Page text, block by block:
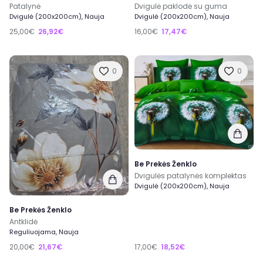
Patalynė
Dvigulė (200x200cm), Nauja
25,00€ 26,92€
Dvigulė paklodė su guma
Dvigulė (200x200cm), Nauja
16,00€ 17,47€
0
Be Prekės Ženklo
Antklidė
Reguliuojama, Nauja
20,00€ 21,67€
0
Be Prekės Ženklo
Dvigulės patalynės komplektas
Dvigulė (200x200cm), Nauja
17,00€ 18,52€